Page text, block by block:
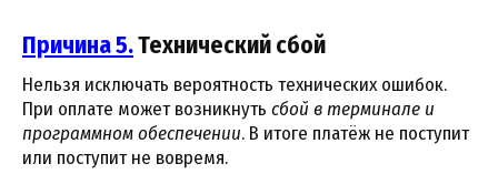
Причина 5.Технический сбой
Нельзя исключать вероятность технических ошибок.
При оплате может возникнуть сбой в терминале и
программном обеспечении. В итоге платёж не поступит
или поступит не вовремя.